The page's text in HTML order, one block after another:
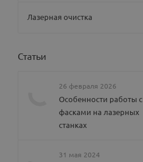
Лазерная очистка
Статьи
26 февраля 2026
Особенности работы с
фасками на лазерных
станках
31 мая 2024